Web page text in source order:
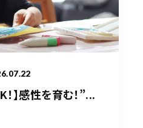
】感性を育む！”...